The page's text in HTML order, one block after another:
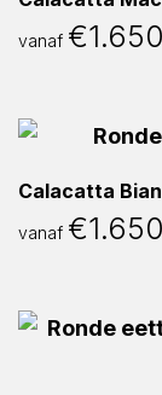
vanaf €
Calacatta
vanaf €